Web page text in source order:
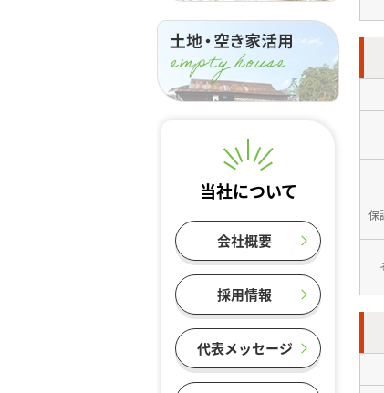
保
当社について
会社概要
採用情報
代表メッセージ